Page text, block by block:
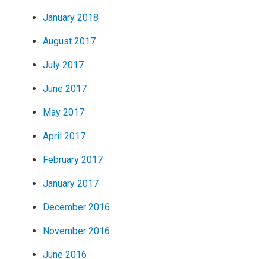
January 2018
August 2017
July 2017
June 2017
May 2017
April 2017
February 2017
January 2017
December 2016
November 2016
June 2016